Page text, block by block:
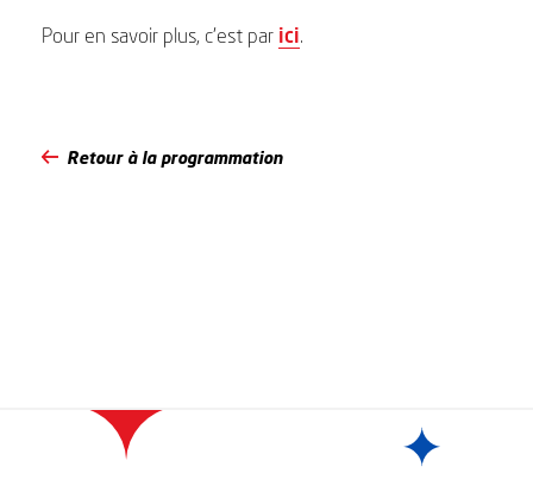
Pour en savoir plus, c’est par ici.
Retour à la programmation